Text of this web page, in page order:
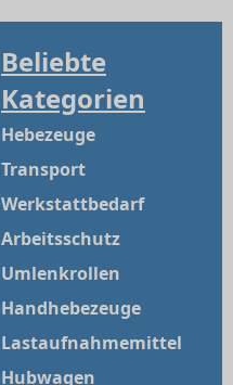
Beliebte
Kategorien
Hebezeuge
Transport
Werkstattbedarf
Arbeitsschutz
Umlenkrollen
Handhebezeuge
Lastaufnahmemittel
Hubwagen